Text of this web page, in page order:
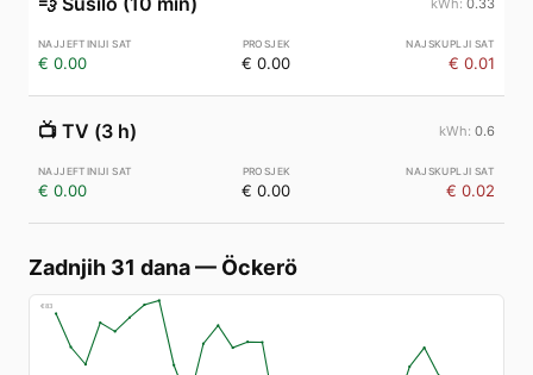
€ 0.00 € 0.00 € 0.01
📺 TV (3 h) 0.6
€ 0.00 € 0.00 € 0.02
Zadnjih 31 dana— Öckerö
€83